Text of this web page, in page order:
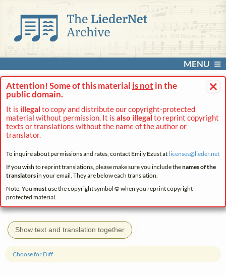
MENU
×
Attention! Some of this material is not in the
public domain.
It is illegal to copy and distribute our copyright-protected
material without permission. It is also illegal to reprint copyright
texts or translations without the name of the author or
translator.
To inquire about permissions and rates, contact Emily Ezust at licenses@lieder.net
If you wish to reprint translations, please make sure you include thenames of the
translatorsin your email. They are below each translation.
Note: You mustuse the copyright symbol © when you reprint copyright-
protected material.
Show text and translation together
Choose for Diff